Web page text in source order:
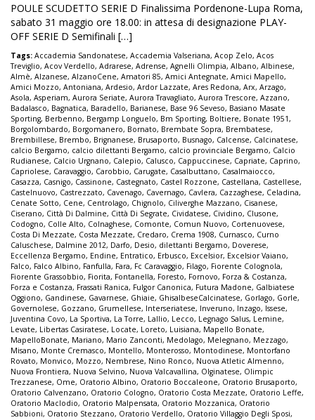
POULE SCUDETTO SERIE D Finalissima Pordenone-Lupa Roma,
sabato 31 maggio ore 18.00: in attesa di designazione PLAY-
OFF SERIE D Semifinali […]
Tags: Accademia Sandonatese, Accademia Valseriana, Acop Zelo, Acos
Treviglio, Acov Verdello, Adrarese, Adrense, Agnelli Olimpia, Albano, Albinese,
Almè, Alzanese, AlzanoCene, Amatori 85, Amici Antegnate, Amici Mapello,
Amici Mozzo, Antoniana, Ardesio, Ardor Lazzate, Ares Redona, Arx, Arzago,
Asola, Asperiam, Aurora Seriate, Aurora Travagliato, Aurora Trescore, Azzano,
Badalasco, Bagnatica, Baradello, Barianese, Base 96 Seveso, Basiano Masate
Sporting, Berbenno, Bergamp Longuelo, Bm Sporting, Boltiere, Bonate 1951,
Borgolombardo, Borgomanero, Bornato, Brembate Sopra, Brembatese,
Brembillese, Brembo, Brignanese, Brusaporto, Busnago, Calcense, Calcinatese,
calcio Bergamo, calcio dilettanti Bergamo, calcio provinciale Bergamo, Calcio
Rudianese, Calcio Urgnano, Calepio, Calusco, Cappuccinese, Capriate, Caprino,
Capriolese, Caravaggio, Carobbio, Carugate, Casalbuttano, Casalmaiocco,
Casazza, Casnigo, Cassinone, Castegnato, Castel Rozzone, Castellana, Castellese,
Castelnuovo, Castrezzato, Cavenago, Cavernago, Cavlera, Cazzaghese, Celadina,
Cenate Sotto, Cene, Centrolago, Chignolo, Ciliverghe Mazzano, Cisanese,
Ciserano, Città Di Dalmine, Città Di Segrate, Cividatese, Cividino, Clusone,
Codogno, Colle Alto, Colnaghese, Comonte, Comun Nuovo, Cortenuovese,
Costa Di Mezzate, Costa Mezzate, Credaro, Crema 1908, Curnasco, Curno
Caluschese, Dalmine 2012, Darfo, Desio, dilettanti Bergamo, Doverese,
Eccellenza Bergamo, Endine, Entratico, Erbusco, Excelsior, Excelsior Vaiano,
Falco, Falco Albino, Fanfulla, Fara, Fc Caravaggio, Filago, Fiorente Colognola,
Fiorente Grassobbio, Fiorita, Fontanella, Foresto, Fornovo, Forza & Costanza,
Forza e Costanza, Frassati Ranica, Fulgor Canonica, Futura Madone, Galbiatese
Oggiono, Gandinese, Gavarnese, Ghiaie, GhisalbeseCalcinatese, Gorlago, Gorle,
Governolese, Gozzano, Grumellese, Interseriatese, Inveruno, Inzago, Issese,
Juventina Covo, La Sportiva, La Torre, Lallio, Lecco, Legnago Salus, Lemine,
Levate, Libertas Casiratese, Locate, Loreto, Luisiana, Mapello Bonate,
MapelloBonate, Mariano, Mario Zanconti, Medolago, Melegnano, Mezzago,
Misano, Monte Cremasco, Montello, Monterosso, Montodinese, Montorfano
Rovato, Monvico, Mozzo, Nembrese, Nino Ronco, Nuova Atletic Almenno,
Nuova Frontiera, Nuova Selvino, Nuova Valcavallina, Olginatese, Olimpic
Trezzanese, Ome, Oratorio Albino, Oratorio Boccaleone, Oratorio Brusaporto,
Oratorio Calvenzano, Oratorio Cologno, Oratorio Costa Mezzate, Oratorio Leffe,
Oratorio Maclodio, Oratorio Malpensata, Oratorio Mozzanica, Oratorio
Sabbioni, Oratorio Stezzano, Oratorio Verdello, Oratorio Villaggio Degli Sposi,